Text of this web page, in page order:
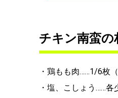
チキン南蛮の
・鶏もも肉……1/6枚（
・塩、こしょう……各